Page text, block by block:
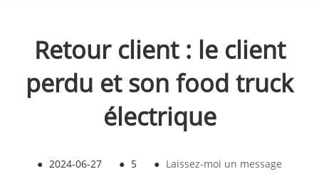
Retour client : le client
perdu et son food truck
électrique
● 2024-06-27 ● 5 ● Laissez-moi un message